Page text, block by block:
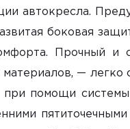
автокресла.
боковая
Прочный и
— легко
при помощи